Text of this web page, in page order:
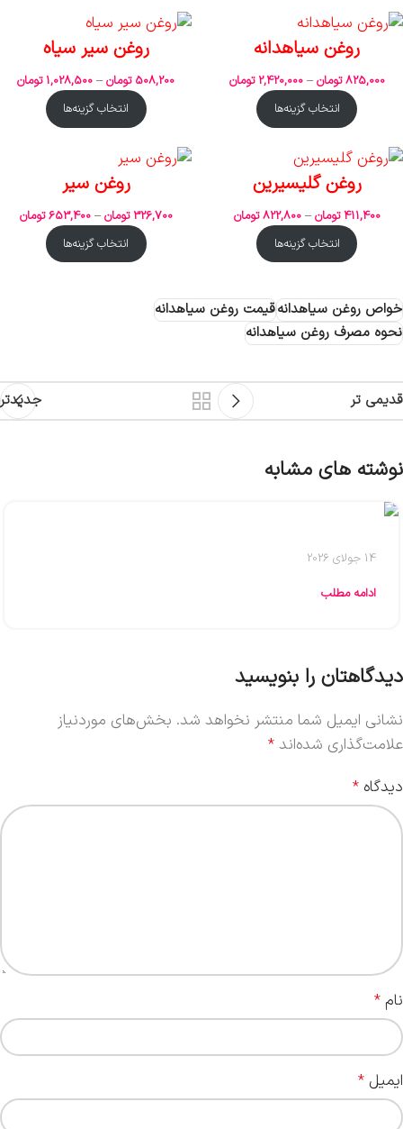
روغن سیاهدانه
825,000 تومان –
2,420,000 تومان
انتخاب گزینه‌ها
روغن سیر سیاه
508,200 تومان –
1,028,500 تومان
انتخاب گزینه‌ها
روغن گلیسیرین
411,400 تومان –
822,800 تومان
انتخاب گزینه‌ها
روغن سیر
326,700 تومان –
653,400 تومان
انتخاب گزینه‌ها
خواص روغن سیاهدانهقیمت روغن سیاهدانه
نحوه مصرف روغن سیاهدانه
جدیدتر قدیمی تر
نوشته های مشابه
14 جولای 2026
ادامه مطلب
دیدگاهتان را بنویسید
نشانی ایمیل شما منتشر نخواهد شد. بخش‌های موردنیاز
علامت‌گذاری شده‌اند *
دیدگاه *
نام *
ایمیل *